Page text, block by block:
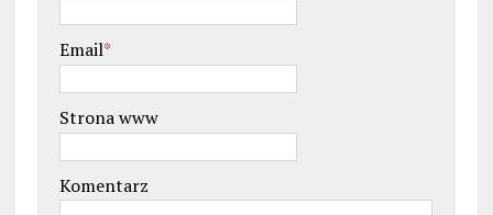
Email*
Strona www
Komentarz